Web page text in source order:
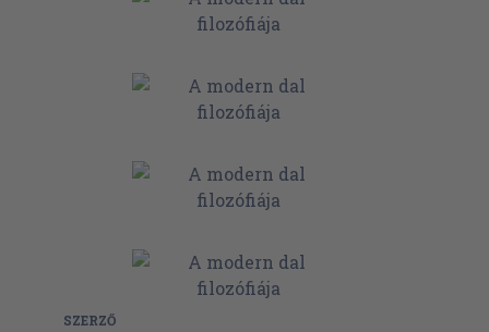
SZERZŐ